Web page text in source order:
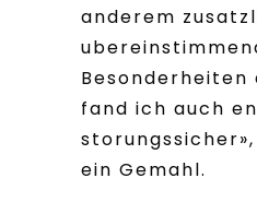
anderem
Besonderheiten
fand ich auch
ein Gemahl.